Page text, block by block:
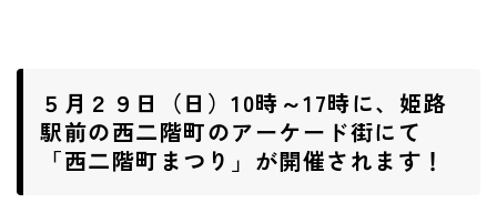
５月２９日（日）10時～17時に、姫路
駅前の西二階町のアーケード街にて
「西二階町まつり」が開催されます！